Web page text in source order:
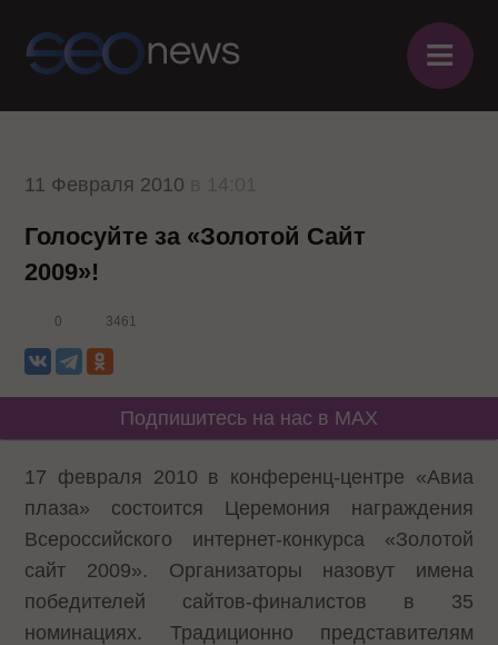
≡
11 Февраля 2010
Голосуйте за «Золотой Сайт
2009»!
0 3461
Подпишитесь на нас в MAX
17 февраля 2010 в конференц-центре «Авиа
плаза» состоится Церемония награждения
Всероссийского интернет-конкурса «Золотой
сайт 2009». Организаторы назовут имена
победителей сайтов-финалистов в 35
номинациях. Традиционно представителям